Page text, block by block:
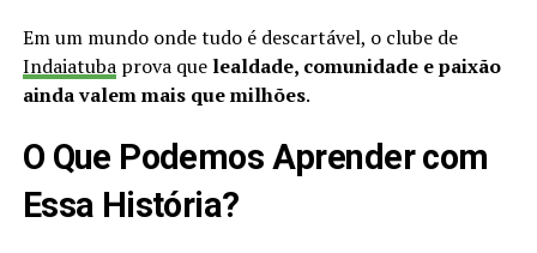
Em um mundo onde tudo é descartável, o clube de
Indaiatubaprova que lealdade, comunidade e paixão
ainda valem mais que milhões.
O Que Podemos Aprender com
Essa História?